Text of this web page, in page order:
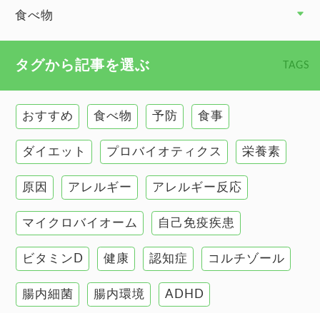
慢性疲労
甲状腺
肌
肝臓の健康
腸の健康
自己免疫疾患
高血圧
食べ物
タグから記事を選ぶ TAGS
おすすめ 食べ物 予防 食事
ダイエット プロバイオティクス 栄養素
原因 アレルギー アレルギー反応
マイクロバイオーム 自己免疫疾患
ビタミンD 健康 認知症 コルチゾール
腸内細菌 腸内環境 ADHD